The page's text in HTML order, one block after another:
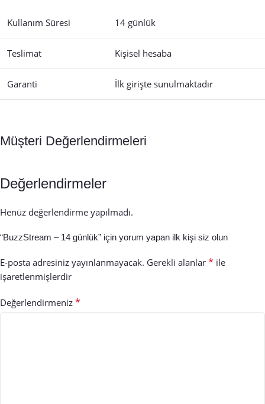
Kullanım Süresi 14 günlük
Teslimat Kişisel hesaba
Garanti İlk girişte sunulmaktadır
Müşteri Değerlendirmeleri
Değerlendirmeler
Henüz değerlendirme yapılmadı.
“BuzzStream – 14 günlük” için yorum yapan ilk kişi siz olun
E-posta adresiniz yayınlanmayacak. Gerekli alanlar * ile
işaretlenmişlerdir
Değerlendirmeniz *